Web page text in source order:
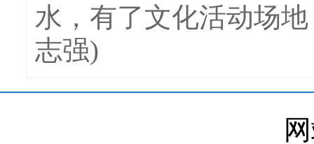
水，有了文化活动场
志强)